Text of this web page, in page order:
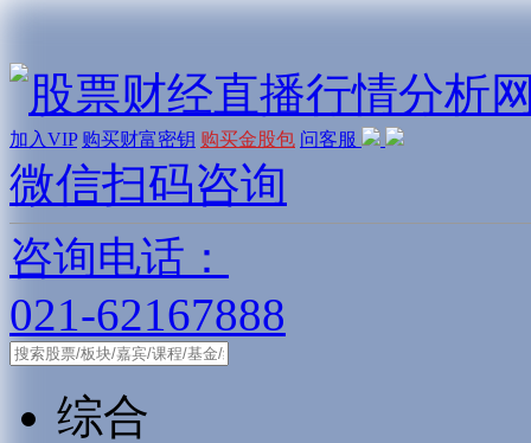
加入VIP 购买财富密钥 购买金股包 问客服
微信扫码咨询
咨询电话：
021-62167888
综合